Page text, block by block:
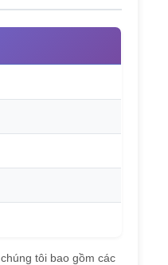
tôi bao gồm các